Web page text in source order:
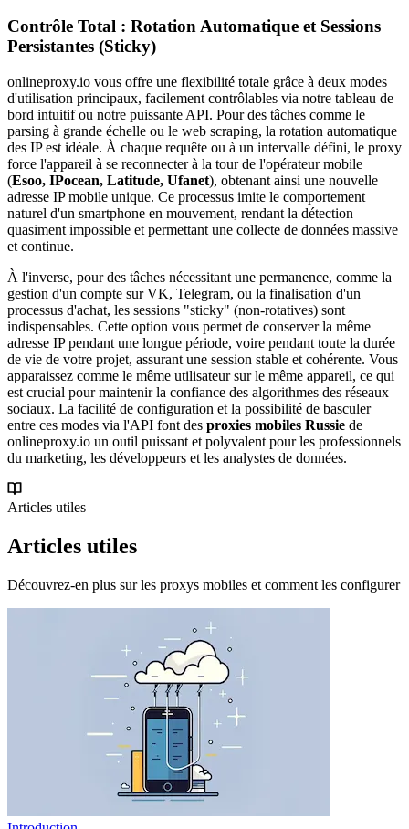
Contrôle Total : Rotation Automatique et Sessions
Persistantes (Sticky)
onlineproxy.io vous offre une flexibilité totale grâce à deux modes
d'utilisation principaux, facilement contrôlables via notre tableau de
bord intuitif ou notre puissante API. Pour des tâches comme le
parsing à grande échelle ou le web scraping, la rotation automatique
des IP est idéale. À chaque requête ou à un intervalle défini, le proxy
force l'appareil à se reconnecter à la tour de l'opérateur mobile
(Esoo, IPocean, Latitude, Ufanet), obtenant ainsi une nouvelle
adresse IP mobile unique. Ce processus imite le comportement
naturel d'un smartphone en mouvement, rendant la détection
quasiment impossible et permettant une collecte de données massive
et continue.
À l'inverse, pour des tâches nécessitant une permanence, comme la
gestion d'un compte sur VK, Telegram, ou la finalisation d'un
processus d'achat, les sessions "sticky" (non-rotatives) sont
indispensables. Cette option vous permet de conserver la même
adresse IP pendant une longue période, voire pendant toute la durée
de vie de votre projet, assurant une session stable et cohérente. Vous
apparaissez comme le même utilisateur sur le même appareil, ce qui
est crucial pour maintenir la confiance des algorithmes des réseaux
sociaux. La facilité de configuration et la possibilité de basculer
entre ces modes via l'API font des proxies mobiles Russie de
onlineproxy.io un outil puissant et polyvalent pour les professionnels
du marketing, les développeurs et les analystes de données.
Articles utiles
Articles utiles
Découvrez-en plus sur les proxys mobiles et comment les configurer